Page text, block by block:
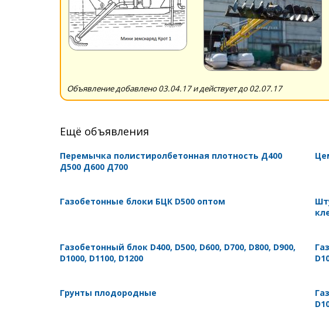
Объявление добавлено 03.04.17 и действует до 02.07.17
Ещё объявления
Перемычка полистиролбетонная плотность Д400
Д500 Д600 Д700
Газобетонные блоки БЦК D500 оптом
Газобетонный блок D400, D500, D600, D700, D800, D900,
D1000, D1100, D1200
Грунты плодородные